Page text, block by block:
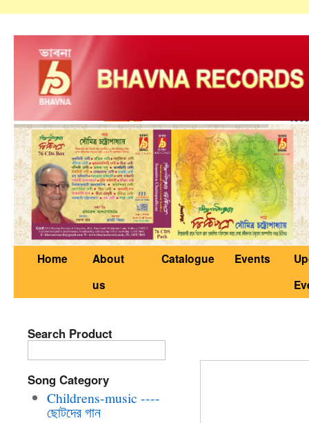
Home
About
us
Catalogue Events
Search Product
Song Category
Childrens-music ----
ছোটদের গান